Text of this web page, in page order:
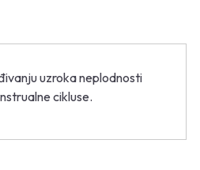
uzroka neplodnosti
cikluse.